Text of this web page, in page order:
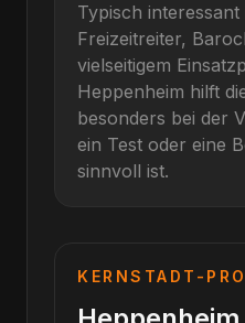
Typisch
Freizeitreiter,
vielseitigem
Heppenheim hilft
besonders bei der
ein Test oder eine
sinnvoll ist.
KERNSTADT-